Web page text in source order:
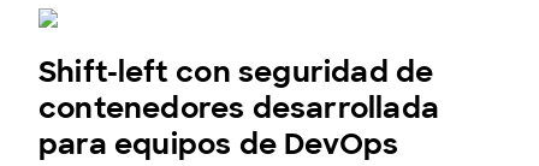
Shift-left con seguridad de
contenedores desarrollada
para equipos de DevOps